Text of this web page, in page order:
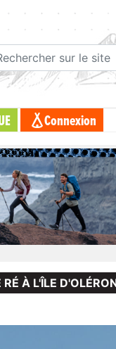
Connexion
À L'ÎLE